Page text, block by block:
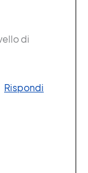
di
Rispondi